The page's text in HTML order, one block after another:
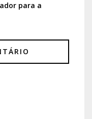
para a